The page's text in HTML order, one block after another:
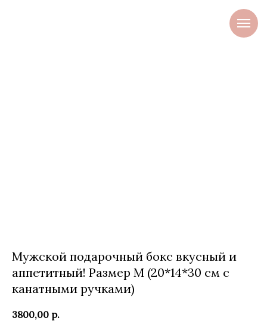
Мужской подарочный бокс вкусный и
аппетитный! Размер М (20*14*30 см с
канатными ручками)
3800,00 р.